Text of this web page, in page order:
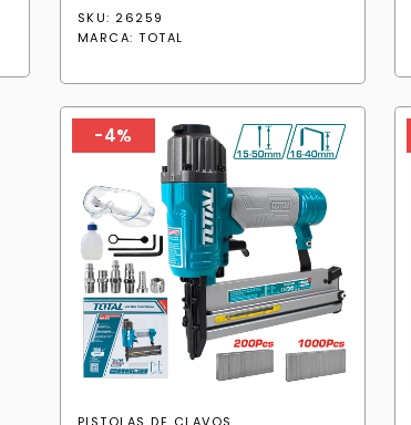
original
S/ 509.90.S/ 433.40.
SKU: 26259
MARCA:TOTAL
-4%